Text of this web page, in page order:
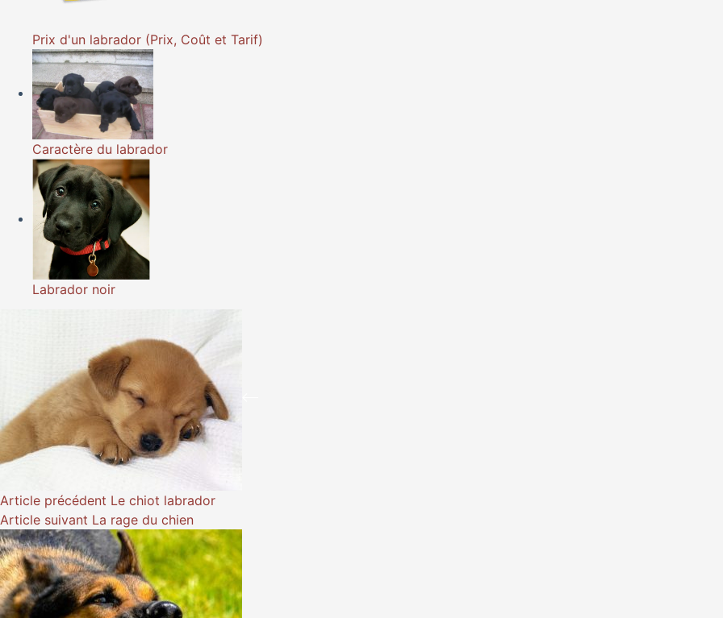
Prix d'un labrador (Prix, Coût et Tarif)
Caractère du labrador
Labrador noir
Article précédent Le chiot labrador
Article suivant La rage du chien